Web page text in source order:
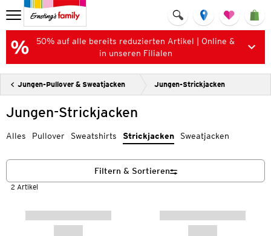
50% auf alle bereits reduzierten Artikel | Online &
in unseren Filialen
Jungen-Pullover & Sweatjacken Jungen-Strickjacken
Jungen-Strickjacken
Alles Pullover Sweatshirts Strickjacken Sweatjacken
2 Artikel
Filtern & Sortieren